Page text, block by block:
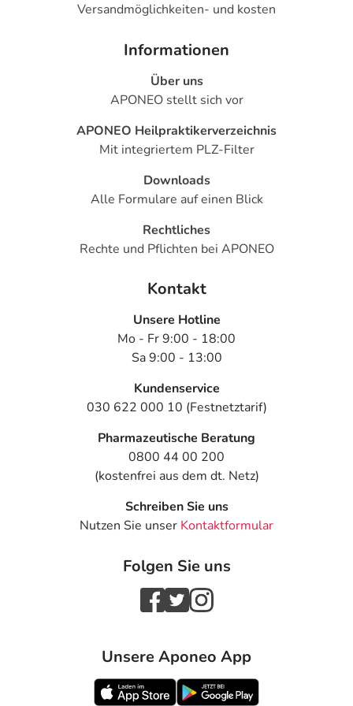
- Magen-Darm-Beschwerden, wie:
- Beschwerden im Oberbauch
- Schwindel
- Überempfindlichkeitsreaktionen der Haut, wie:
- Nesselausschlag
- Anstieg der Leberwerte
- Hefepilzinfektion der Schleimhaut (Schleimhaut-
- Verfärbung der Zahnoberfläche, die vorübergehend ist
Bemerken Sie eine Befindlichkeitsstörung oder
Veränderung während der Behandlung, wenden Sie sich
Für die Information an dieser Stelle werden vor allem
Nebenwirkungen berücksichtigt, die bei mindestens
einem von 1.000 behandelten Patienten auftreten.
Personen Einzeldosis
Dosierungsempfehlungen
besten mit Ihrem Arzt:
Jugendliche
und
Erwachsene
Anwendungshinweise
Versandmöglichkeiten- und kosten
Informationen
Über uns
APONEO stellt sich vor
APONEO Heilpraktikerverzeichnis
Mit integriertem PLZ-Filter
Downloads
Alle Formulare auf einen Blick
Rechtliches
Rechte und Pflichten bei APONEO
Kontakt
Unsere Hotline
Mo - Fr 9:00 - 18:00
Sa 9:00 - 13:00
Kundenservice
030 622 000 10 (Festnetztarif)
Pharmazeutische Beratung
0800 44 00 200
(kostenfrei aus dem dt. Netz)
Schreiben Sie uns
Nutzen Sie unser Kontaktformular
Folgen Sie uns
Unsere Aponeo App